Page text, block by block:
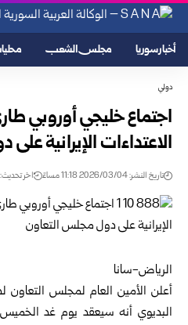
أخبار سوريا مجلس الشعب
دولي
اجتماع خليجي أوروبي
الاعتداءات الإيرانية
تاريخ النشر: 2026/03/04 11:18 مساءً اخر تحديث: 2026/03/04 11:59 مساءً
الرياض-سانا
أعلن الأمين العام لمجلس
البديوي أنه سيعقد يوم غد